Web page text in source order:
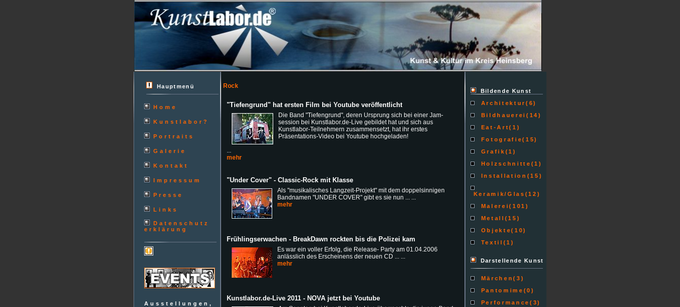
Hauptmenü
Home
Kunstlabor?
Portraits
Galerie
Kontakt
Impressum
Presse
Links
Datenschutz
erklärung
Ausstellungen,
Rock
"Tiefengrund" hat ersten Film bei Youtube veröffentlicht
Die Band "Tiefengrund", deren Ursprung sich bei einer Jam-
session bei Kunstlabor.de-Live gebildet hat und sich aus
Kunstlabor-Teilnehmern zusammensetzt, hat ihr erstes
Präsentations-Video bei Youtube hochgeladen!
...
mehr
"Under Cover" - Classic-Rock mit Klasse
Als "musikalisches Langzeit-Projekt" mit dem doppelsinnigen
Bandnamen "UNDER COVER" gibt es sie nun ... ...
mehr
Frühlingserwachen - BreakDawn rockten bis die Polizei kam
Es war ein voller Erfolg, die Release- Party am 01.04.2006
anlässlich des Erscheinens der neuen CD ... ...
mehr
Kunstlabor.de-Live 2011 - NOVA jetzt bei Youtube
Bildende Kunst
Architektur (6)
Bildhauerei (14)
Eat-Art(1)
Fotografie(15)
Grafik (1)
Holzschnitte (1)
Installation (15)
Keramik/Glas (12)
Malerei(101)
Metall (15)
Objekte(10)
Textil (1)
Darstellende Kunst
Märchen(3)
Pantomime (0)
Performance (3)